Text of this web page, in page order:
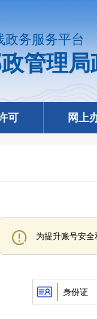
政务服务平台
管理
可 网上
为提升账号安